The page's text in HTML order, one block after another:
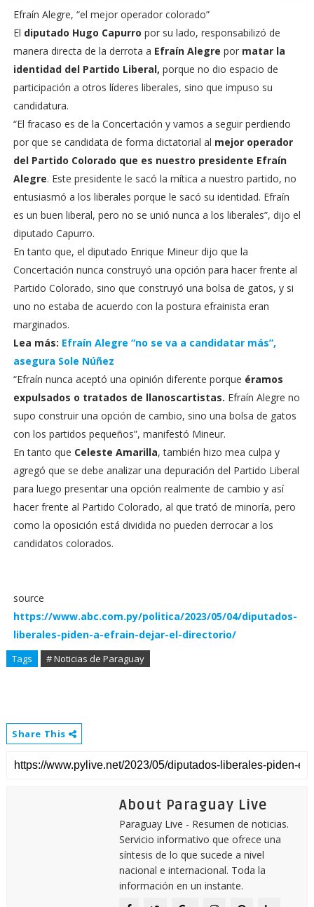
Efraín Alegre, “el mejor operador colorado”
El diputado Hugo Capurro por su lado, responsabilizó de
manera directa de la derrota a Efraín Alegre por matar la
identidad del Partido Liberal, porque no dio espacio de
participación a otros líderes liberales, sino que impuso su
candidatura.
“El fracaso es de la Concertación y vamos a seguir perdiendo
por que se candidata de forma dictatorial al mejor operador
del Partido Colorado que es nuestro presidente Efraín
Alegre. Este presidente le sacó la mítica a nuestro partido, no
entusiasmó a los liberales porque le sacó su identidad. Efraín
es un buen liberal, pero no se unió nunca a los liberales”, dijo el
diputado Capurro.
En tanto que, el diputado Enrique Mineur dijo que la
Concertación nunca construyó una opción para hacer frente al
Partido Colorado, sino que construyó una bolsa de gatos, y si
uno no estaba de acuerdo con la postura efrainista eran
marginados.
Lea más: Efraín Alegre “no se va a candidatar más”,
asegura Sole Núñez
“Efraín nunca aceptó una opinión diferente porque éramos
expulsados o tratados de llanoscartistas. Efraín Alegre no
supo construir una opción de cambio, sino una bolsa de gatos
con los partidos pequeños”, manifestó Mineur.
En tanto que Celeste Amarilla, también hizo mea culpa y
agregó que se debe analizar una depuración del Partido Liberal
para luego presentar una opción realmente de cambio y así
hacer frente al Partido Colorado, al que trató de minoría, pero
como la oposición está dividida no pueden derrocar a los
candidatos colorados.
source
https://www.abc.com.py/politica/2023/05/04/diputados-
liberales-piden-a-efrain-dejar-el-directorio/
Tags # Noticias de Paraguay
Share This
About Paraguay Live
Paraguay Live - Resumen de noticias.
Servicio informativo que ofrece una
síntesis de lo que sucede a nivel
nacional e internacional. Toda la
información en un instante.